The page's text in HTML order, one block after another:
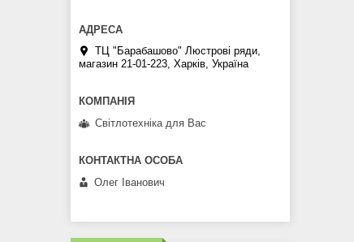
ТЦ "Барабашово" Люстрові ряди,
магазин 21-01-223, Харків, Україна
Світлотехніка для Вас
Олег Іванович